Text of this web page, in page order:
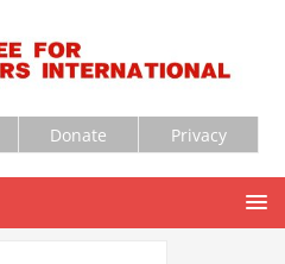
Donate Privacy